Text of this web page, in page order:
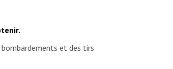
bombardements et des tirs